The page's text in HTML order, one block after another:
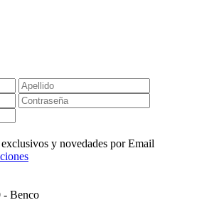
y novedades por Email